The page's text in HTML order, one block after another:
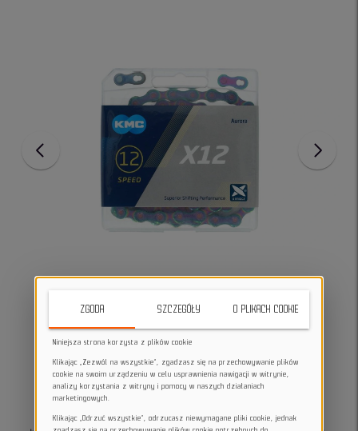
ZGODA SZCZEGÓŁY O PLIKACH COOKIE
Niniejsza strona korzysta z plików cookie
Klikając „Zezwól na wszystkie”, zgadzasz się na przechowywanie plików
cookie na swoim urządzeniu w celu usprawnienia nawigacji w witrynie,
analizy korzystania z witryny i pomocy w naszych działaniach
marketingowych.
Klikając „Odrzuć wszystkie”, odrzucasz niewymagane pliki cookie, jednak